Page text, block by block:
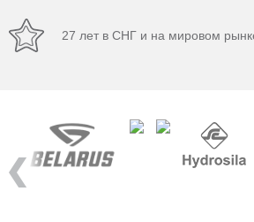
27 лет в СНГ и на мировом
Previous